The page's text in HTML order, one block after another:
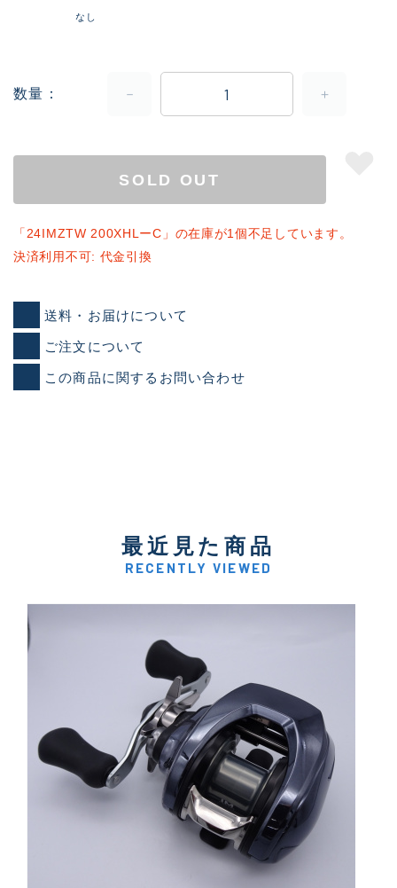
なし
数量
SOLD OUT
「24IMZTW 200XHLーC」の在庫が1個不足しています。
決済利用不可: 代金引換
送料・お届けについて
ご注文について
この商品に関するお問い合わせ
最近見た商品
RECENTLY VIEWED